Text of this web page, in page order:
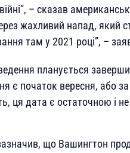
– сказав
жахливий напад, який
там у 2021 році”, –
планується
є початок вересня, або
ця дата є остаточною і
що Вашингтон